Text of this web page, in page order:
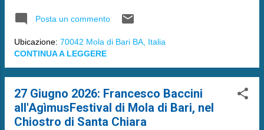
Posta un commento
Ubicazione: 70042 Mola di Bari BA, Italia
CONTINUA A LEGGERE
27 Giugno 2026: Francesco Baccini
all'AgìmusFestival di Mola di Bari, nel
Chiostro di Santa Chiara